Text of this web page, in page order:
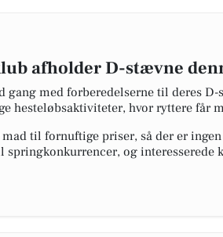
afholder D-stævne
gang med forberedelserne til deres
hesteløbsaktiviteter, hvor ryttere får
til fornuftige priser, så der er
og interesserede